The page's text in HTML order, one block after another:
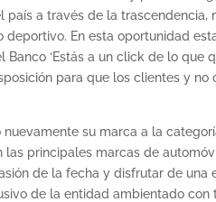
país a través de la
deportivo. En esta oportunidad
Banco ‘Estás a un click de lo que
para que los clientes y
nuevamente su marca a la
las principales marcas de
de la fecha y disfrutar de
de la entidad ambientado